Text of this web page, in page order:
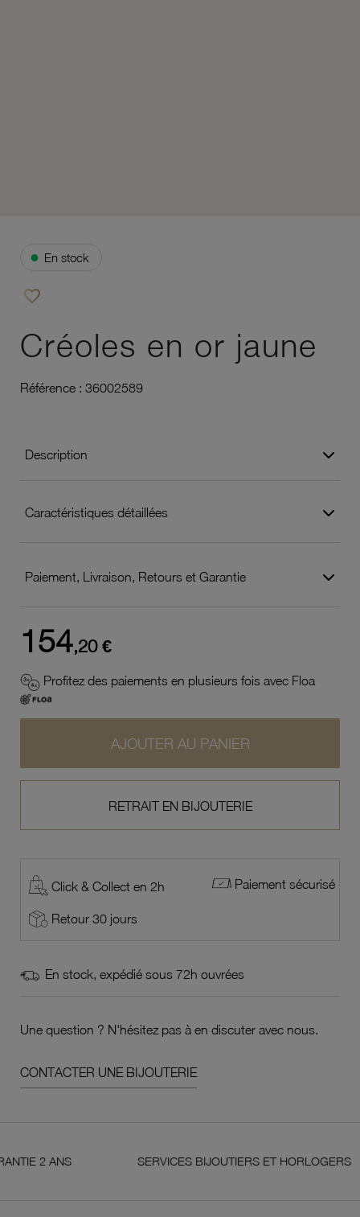
● En stock
favorite_border
Créoles en or jaune
Référence : 36002589
Description
Caractéristiques détaillées
Paiement, Livraison, Retours et Garantie
154,20 €
Profitez des paiements en plusieurs fois avec Floa
AJOUTER AU PANIER
RETRAIT EN BIJOUTERIE
Click & Collect en 2h Paiement sécurisé
Retour 30 jours
En stock, expédié sous 72h ouvrées
Une question ? N'hésitez pas à en discuter avec nous.
CONTACTER UNE BIJOUTERIE
2 ANS SERVICES BIJOUTIERS ET HORLOGERS